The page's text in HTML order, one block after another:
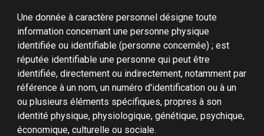
Une donnée à caractère personnel désigne toute
information concernant une personne physique
identifiée ou identifiable (personne concernée) ; est
réputée identifiable une personne qui peut être
identifiée, directement ou indirectement, notamment par
référence à un nom, un numéro d'identification ou à un
ou plusieurs éléments spécifiques, propres à son
identité physique, physiologique, génétique, psychique,
économique, culturelle ou sociale.